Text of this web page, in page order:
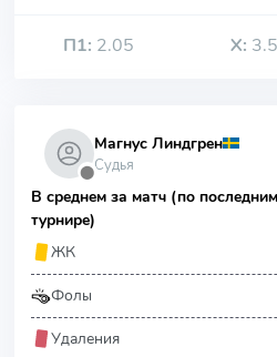
П1: 2.05 Х: 3.5
⬤
Магнус Линдгрен
Судья
В среднем за матч (по
турнире)
ЖК
Фолы
Удаления